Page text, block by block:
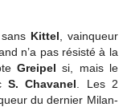
Kittel , vainqueur
n’a pas résisté à la
Greipel si, mais le
S. Chavanel . Les 2
du dernier Milan-